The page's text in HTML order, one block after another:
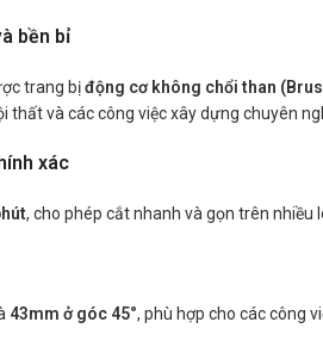
bền bỉ
trang bịđộng cơ không chổi than
và các công việc xây dựng chuyên
xác
, cho phép cắt nhanh và gọn trên nhiều
43mm ở góc 45°, phù hợp cho các công